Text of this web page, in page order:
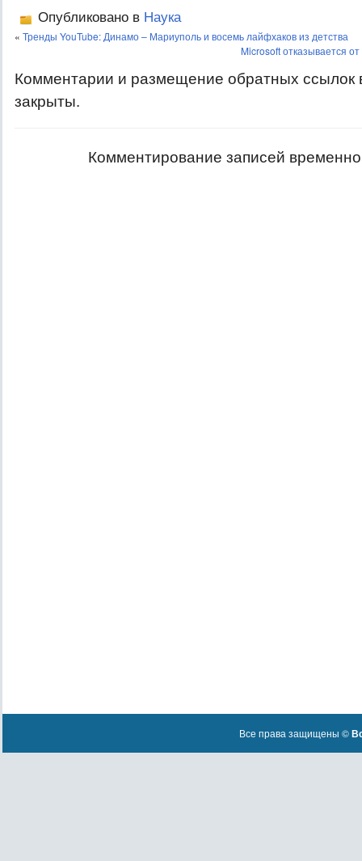
Опубликовано в Наука
« Тренды YouTube: Динамо – Мариуполь и восемь лайфхаков из детства
Microsoft отказывается
Комментарии и размещение обратных ссылок
закрыты.
Комментирование записей
Все права защищены ©